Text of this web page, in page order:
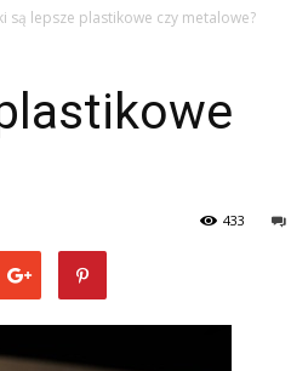
są lepsze plastikowe czy metalowe?
433